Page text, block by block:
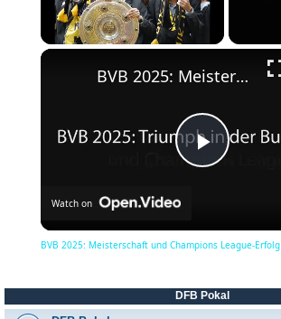
P
BVB 2025: Meisterschaft und Champions League-Erfolg
Watch on
BVB 2025: Meisterschaft und Champions League-Erfolg
DFB Pokal